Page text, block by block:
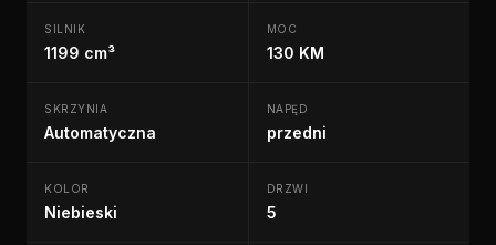
SILNIK
1199 cm³
MOC
130 KM
SKRZYNIA
Automatyczna
NAPĘD
przedni
KOLOR
Niebieski
DRZWI
5